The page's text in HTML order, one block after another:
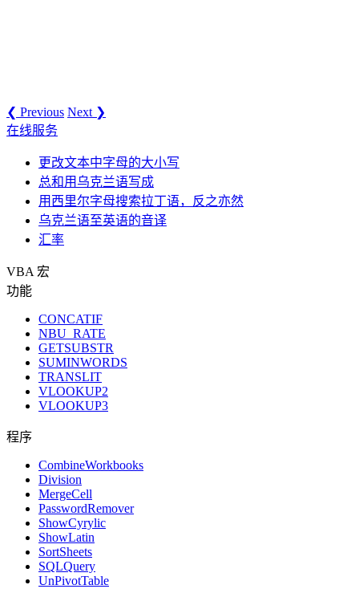
❮ Previous Next ❯
在线服务
更改文本中字母的大小写
总和用乌克兰语写成
用西里尔字母搜索拉丁语，反之亦然
乌克兰语至英语的音译
汇率
VBA 宏
功能
CONCATIF
NBU_RATE
GETSUBSTR
SUMINWORDS
TRANSLIT
VLOOKUP2
VLOOKUP3
程序
CombineWorkbooks
Division
MergeCell
PasswordRemover
ShowCyrylic
ShowLatin
SortSheets
SQLQuery
UnPivotTable